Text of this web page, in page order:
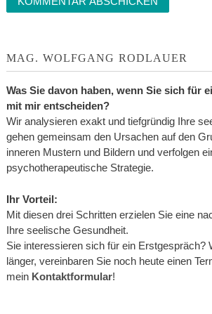
MAG. WOLFGANG RODLAUER
Was Sie davon haben, wenn Sie sich für
mit mir entscheiden?
Wir analysieren exakt und tiefgründig Ihre
gehen gemeinsam den Ursachen auf den
inneren Mustern und Bildern und verfolgen
psychotherapeutische Strategie.
Ihr Vorteil:
Mit diesen drei Schritten erzielen Sie eine
Ihre seelische Gesundheit.
Sie interessieren sich für ein Erstgespräch?
länger, vereinbaren Sie noch heute einen
mein Kontaktformular!